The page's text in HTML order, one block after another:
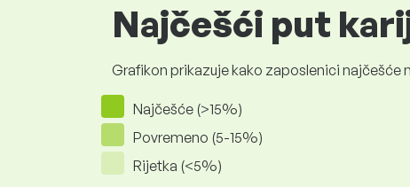
Najčešći put
Grafikon prikazuje kako zaposlenici najčešće
Najčešće (>15%)
Povremeno (5-15%)
Rijetka (<5%)